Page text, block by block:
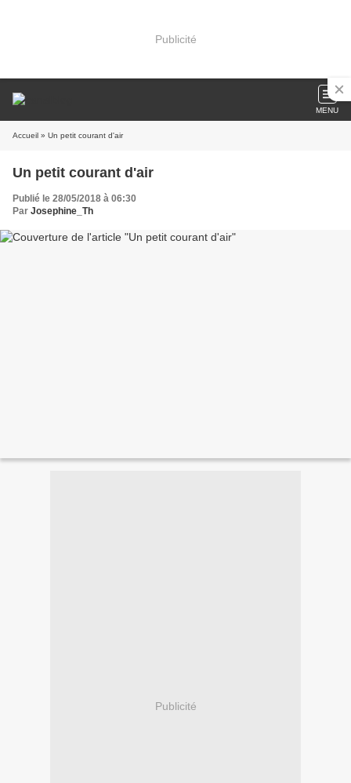
Publicité
MENU
Accueil » Un petit courant d'air
Un petit courant d'air
Publié le 28/05/2018 à 06:30
Par Josephine_Th
Publicité